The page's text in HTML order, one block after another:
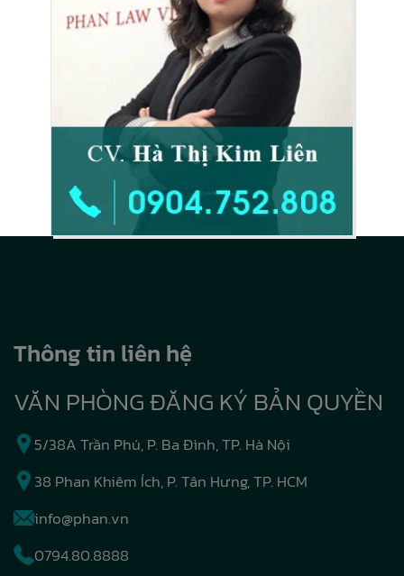
Thông tin liên hệ
VĂN PHÒNG ĐĂNG KÝ BẢN QUYỀN
5/38A Trần Phú, P. Ba Đình, TP. Hà Nội
38 Phan Khiêm Ích, P. Tân Hưng, TP. HCM
info@phan.vn
0794.80.8888